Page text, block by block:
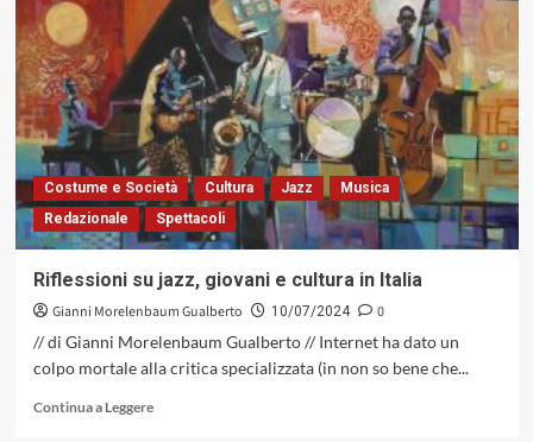
:
Johnathan
Blake
&
Pentade,
Roma
Casa
Del
Jazz,
5
Luglio
Costume e Società Cultura Jazz
Musica
Redazionale
Spettacoli
Riflessioni su jazz, giovani e cultura in Italia
Gianni Morelenbaum Gualberto 10/07/2024
0
// di Gianni Morelenbaum Gualberto // Internet ha dato un
colpo mortale alla critica specializzata (in non so bene che...
Continua a LeggereLeggi